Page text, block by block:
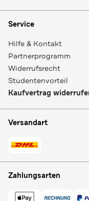
Service
Hilfe & Kontakt
Partnerprogramm
Widerrufsrecht
Studentenvorteil
Kaufvertrag
Versandart
Zahlungsarten